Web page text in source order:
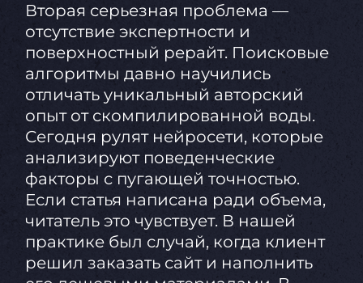
Вторая серьезная проблема —
отсутствие экспертности и
поверхностный рерайт. Поисковые
алгоритмы давно научились
отличать уникальный авторский
опыт от скомпилированной воды.
Сегодня рулят нейросети, которые
анализируют поведенческие
факторы с пугающей точностью.
Если статья написана ради объема,
читатель это чувствует. В нашей
практике был случай, когда клиент
решил заказать сайт и наполнить